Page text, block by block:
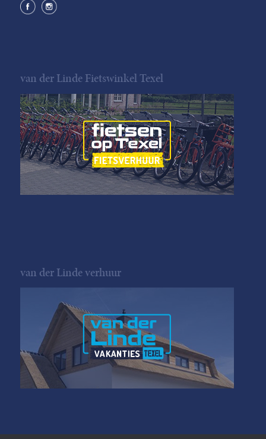
van der Linde Fietswinkel Texel
van der Linde verhuur